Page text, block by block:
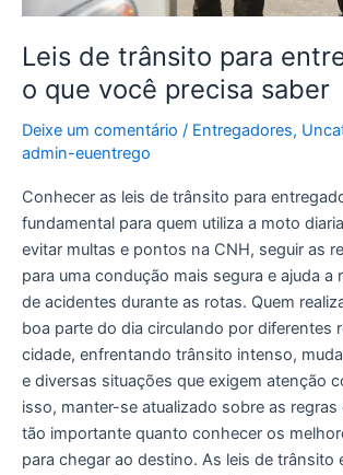
Leis de trânsito para
o que você precisa saber
Deixe um comentário / Entregadores,
admin-euentrego
Conhecer as leis de trânsito para
fundamental para quem utiliza a moto
evitar multas e pontos na CNH, seguir as
para uma condução mais segura e ajuda a
de acidentes durante as rotas. Quem
boa parte do dia circulando por diferentes
cidade, enfrentando trânsito intenso,
e diversas situações que exigem atenção
isso, manter-se atualizado sobre as regras
tão importante quanto conhecer os
para chegar ao destino. As leis de trânsito